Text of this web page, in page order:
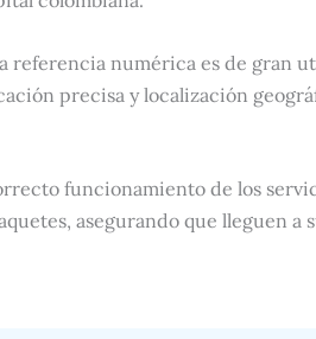
referencia numérica es de gran
precisa y localización
funcionamiento de los
asegurando que lleguen a